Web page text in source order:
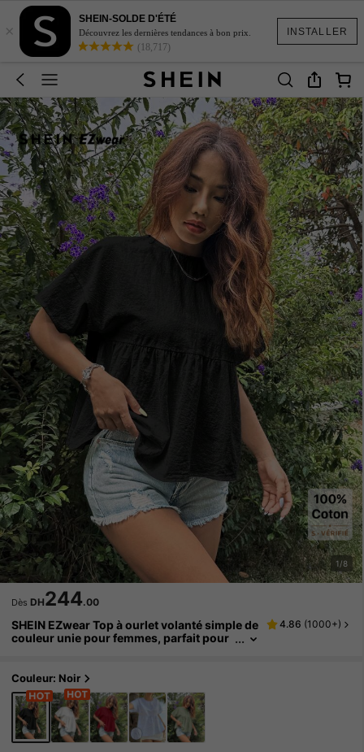
INSTALLER
×
SHEIN-SOLDE D'ÉTÉ
Découvrez les dernières tendances à bon prix.
(18,717)
1/8
Dès DH244.00
SHEIN EZwear Top à ourlet volanté simple de
couleur unie pour femmes, parfait pour
4.86 (1000+)
Couleur: Noir